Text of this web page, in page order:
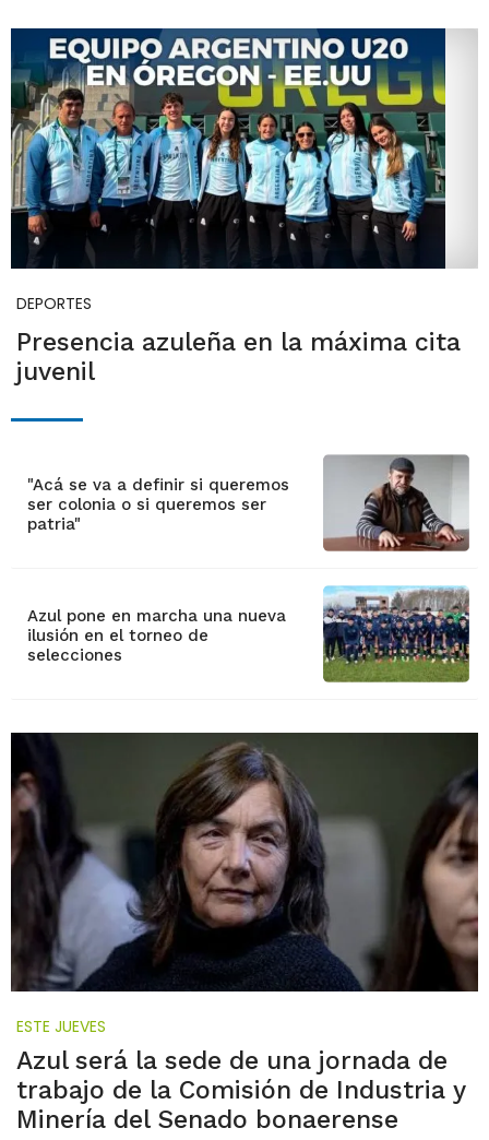
DEPORTES
Presencia azuleña en la máxima cita
juvenil
"Acá se va a definir si queremos
ser colonia o si queremos ser
patria"
Azul pone en marcha una nueva
ilusión en el torneo de
selecciones
ESTE JUEVES
Azul será la sede de una jornada de
trabajo de la Comisión de Industria y
Minería del Senado bonaerense